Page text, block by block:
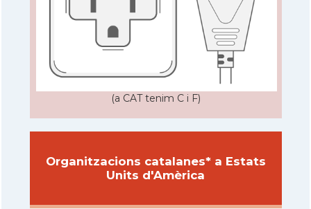
(a CAT tenim C i F)
Organitzacions catalanes* a Estats
Units d'Amèrica